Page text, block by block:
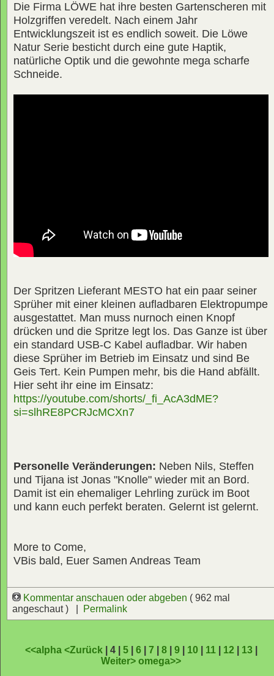
Die Firma LÖWE hat ihre besten Gartenscheren mit
Holzgriffen veredelt. Nach einem Jahr
Entwicklungszeit ist es endlich soweit. Die Löwe
Natur Serie besticht durch eine gute Haptik,
natürliche Optik und die gewohnte mega scharfe
Schneide.
Der Spritzen Lieferant MESTO hat ein paar seiner
Sprüher mit einer kleinen aufladbaren Elektropumpe
ausgestattet. Man muss nurnoch einen Knopf
drücken und die Spritze legt los. Das Ganze ist über
ein standard USB-C Kabel aufladbar. Wir haben
diese Sprüher im Betrieb im Einsatz und sind Be
Geis Tert. Kein Pumpen mehr, bis die Hand abfällt.
Hier seht ihr eine im Einsatz:
https://youtube.com/shorts/_fi_AcA3dME?
si=slhRE8PCRJcMCXn7
Personelle Veränderungen: Neben Nils, Steffen
und Tijana ist Jonas "Knolle" wieder mit an Bord.
Damit ist ein ehemaliger Lehrling zurück im Boot
und kann euch perfekt beraten. Gelernt ist gelernt.
More to Come,
VBis bald, Euer Samen Andreas Team
Kommentar anschauen oder abgeben ( 962 mal
angeschaut ) |
Permalink
<<alpha <Zurück | 4 | 5| 6| 7 8| 9| 10| 11| 12| 13|
Weiter>omega>>